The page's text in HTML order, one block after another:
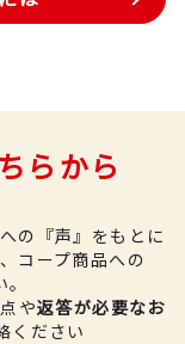
らから
の『声』をもとに
コープ商品への
や返答が必要なお
ください